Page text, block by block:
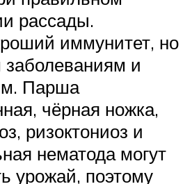
рассады.
иммунитет, но
заболеваниям и
Парша
чёрная ножка,
ризоктониоз и
нематода могут
урожай, поэтому